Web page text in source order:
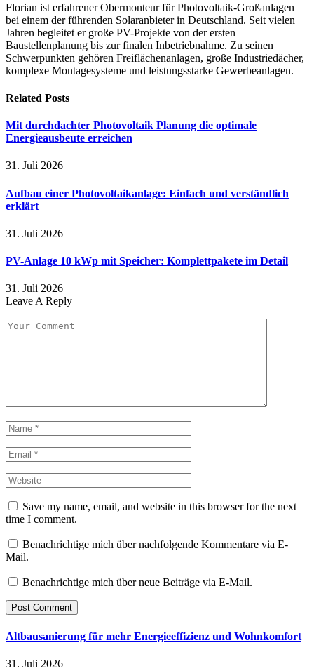
Florian ist erfahrener Obermonteur für Photovoltaik-Großanlagen
bei einem der führenden Solaranbieter in Deutschland. Seit vielen
Jahren begleitet er große PV-Projekte von der ersten
Baustellenplanung bis zur finalen Inbetriebnahme. Zu seinen
Schwerpunkten gehören Freiflächenanlagen, große Industriedächer,
komplexe Montagesysteme und leistungsstarke Gewerbeanlagen.
Related Posts
Mit durchdachter Photovoltaik Planung die optimale
Energieausbeute erreichen
31. Juli 2026
Aufbau einer Photovoltaikanlage: Einfach und verständlich
erklärt
31. Juli 2026
PV-Anlage 10 kWp mit Speicher: Komplettpakete im Detail
31. Juli 2026
Leave A Reply
Save my name, email, and website in this browser for the next
time I comment.
Benachrichtige mich über nachfolgende Kommentare via E-
Mail.
Benachrichtige mich über neue Beiträge via E-Mail.
Altbausanierung für mehr Energieeffizienz und Wohnkomfort
31. Juli 2026